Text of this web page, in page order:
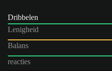
Dribbelen
Lenigheid
Balans
reacties